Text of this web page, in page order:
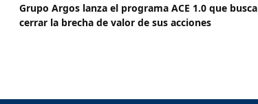
Grupo Argos lanza el programa ACE 1.0 que busca
cerrar la brecha de valor de sus acciones